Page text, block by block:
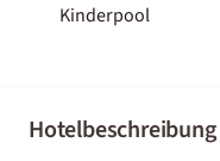
Kinderpool
Hotelbeschreibung